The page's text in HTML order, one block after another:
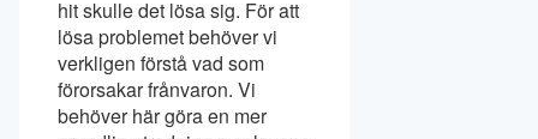
hit skulle det lösa sig. För att
lösa problemet behöver vi
verkligen förstå vad som
förorsakar frånvaron. Vi
behöver här göra en mer